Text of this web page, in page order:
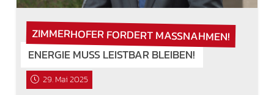
ZIMMERHOFER FORDERT MASSNAHMEN!
ENERGIE MUSS LEISTBAR BLEIBEN!
29. Mai 2025